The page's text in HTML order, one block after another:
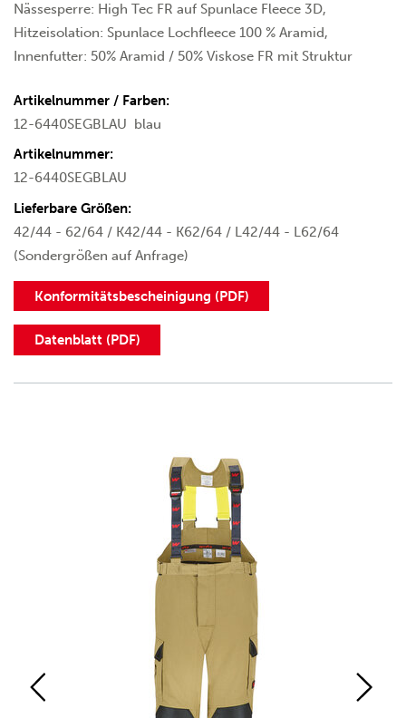
Nässesperre: High Tec FR auf Spunlace Fleece 3D,
Hitzeisolation: Spunlace Lochfleece 100 % Aramid,
Innenfutter: 50% Aramid / 50% Viskose FR mit Struktur
Artikelnummer / Farben:
12-6440SEGBLAU blau
Artikelnummer:
12-6440SEGBLAU
Lieferbare Größen:
42/44 - 62/64 / K42/44 - K62/64 / L42/44 - L62/64
(Sondergrößen auf Anfrage)
Konformitätsbescheinigung (PDF)
Datenblatt (PDF)